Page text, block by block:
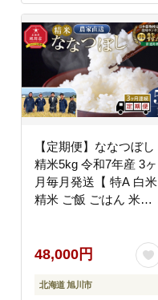
【定期便】ななつぼし
精米5kg 令和7年産 3ヶ
月毎月発送【 特A 白米
精米 ご飯 ごはん 米
道ふるさと納税 旭川市
48,000円
北海道 旭川市